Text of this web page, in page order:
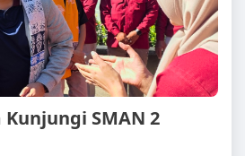
SMAN 2